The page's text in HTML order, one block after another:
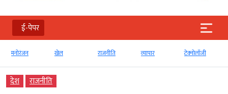
ई-पेपर
टेक्‍नोलॉजी Global
देश राजनीति